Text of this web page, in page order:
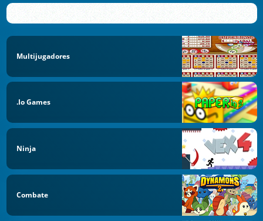
Multijugadores
.io Games
Ninja
Combate